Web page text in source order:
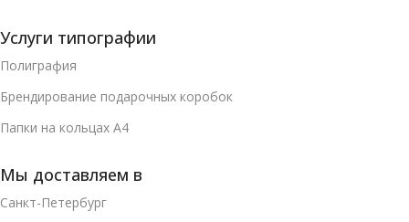
Услуги типографии
Полиграфия
Брендирование подарочных коробок
Папки на кольцах А4
Мы доставляем в
Санкт-Петербург